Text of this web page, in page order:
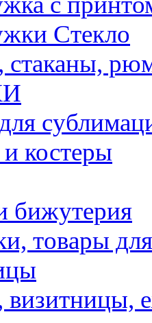
Стекло
стаканы,
костеры
бижутерия
товары
визитницы,